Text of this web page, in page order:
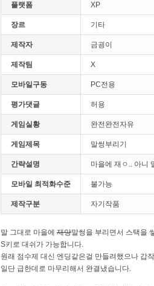
플랫폼 XP
장르 기타
제작자 금굉이
제작팀 X
모바일구동 PC전용
평가댓글 허용
게임실황 완전완전자유
게임제목 말썽부리기
간략설명 마을에 재ㅇ.. 아니
모바일 최적화수준 불가능
제작구분 자기작품
말 그대로 마을에 재앙말썽을 부리면서 스택을
S키로 대쉬가 가능합니다.
원래 점수제 대신 엔딩같은걸 만들려했으나 갑
일단 급한데로 마무리해서 완결냈습니다.